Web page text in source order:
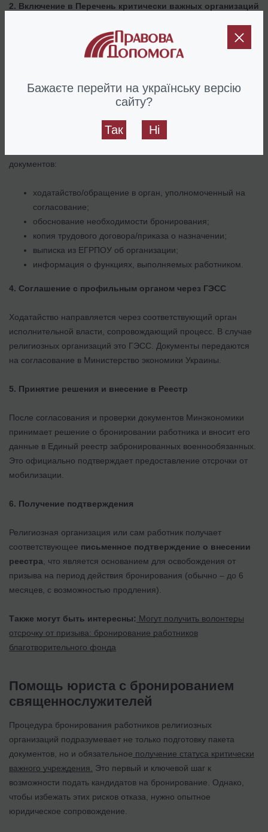
2. Включение в Перечень критически важных организаций
В случае соответствия критериям ГЭСС издает приказ и
включает организацию в Перечень религиозных организаций,
3. Формирование пакета документов на работника
Далее нужно подготовить документы на каждого работника,
документов:
ходатайство/обращение в орган, уполномоченный на
согласование;
обоснование необходимости бронирования;
копия трудового договора/приказа о назначении;
выписка из ЕГРПОУ об организации;
информация о функциях, выполняемых работником.
4. Соглашение с профильным органом через ГЭСС
Ходатайство направляется через соответствующий орган
исполнительной власти, сопровождающий процесс. В случае
религиозных организаций это ГЭСС. Документы передаются
на согласование в Министерство экономики Украины.
5. Принятие решения и внесение в Реестр
После согласования и проверки документов Минэкономики
принимает решение о бронировании работника и вносит его
данные в Единый реестр забронированных военнообязанных.
Это официально подтверждает предоставление отсрочки от
мобилизации.
6. Получение подтверждения
Религиозная организация или сам работник получает
соответствующее письменное подтверждение о внесении
реестра , что является основанием для освобождения от
призыва на период действия бронирования (обычно – до 6
месяцев, с возможностью продления).
Также могут быть интересны: Могут получить волонтеры
отсрочку от призыва: бронирование работников
благотворительного фонда
Помощь юриста с бронированием
священнослужителей
Процедура бронирования работников религиозных
организаций подразумевает не только подготовку пакета
документов, но и обязательное получение статуса критически
важного учреждения.
Это первый и ключевой шаг к
возможности подать кандидатов на бронирование. Однако,
чтобы избежать этих рисков отказа, нужно опытное
юридическое сопровождение.
Бажаєте перейти на українську версію
сайту?
Так Ні